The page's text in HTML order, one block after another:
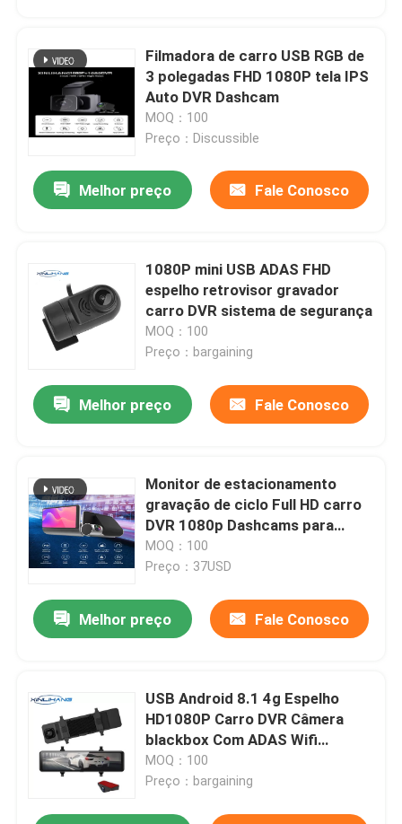
Filmadora de carro USB RGB de
3 polegadas FHD 1080P tela IPS
Auto DVR Dashcam
MOQ：100
Preço：Discussible
Melhor preço Fale Conosco
1080P mini USB ADAS FHD
espelho retrovisor gravador
carro DVR sistema de segurança
MOQ：100
Preço：bargaining
Melhor preço Fale Conosco
Monitor de estacionamento
gravação de ciclo Full HD carro
DVR 1080p Dashcams para
carros
MOQ：100
Preço：37USD
Melhor preço Fale Conosco
USB Android 8.1 4g Espelho
HD1080P Carro DVR Câmera
blackbox Com ADAS Wifi
Navegação GPS
MOQ：100
Preço：bargaining